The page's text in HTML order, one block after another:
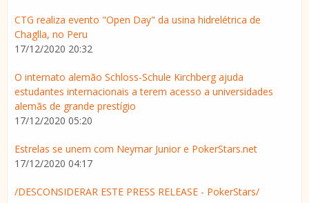
CTG realiza evento "Open Day" da usina hidrelétrica de
Chaglla, no Peru
17/12/2020 20:32
O internato alemão Schloss-Schule Kirchberg ajuda
estudantes internacionais a terem acesso a universidades
alemãs de grande prestígio
17/12/2020 05:20
Estrelas se unem com Neymar Junior e PokerStars.net
17/12/2020 04:17
/DESCONSIDERAR ESTE PRESS RELEASE - PokerStars/